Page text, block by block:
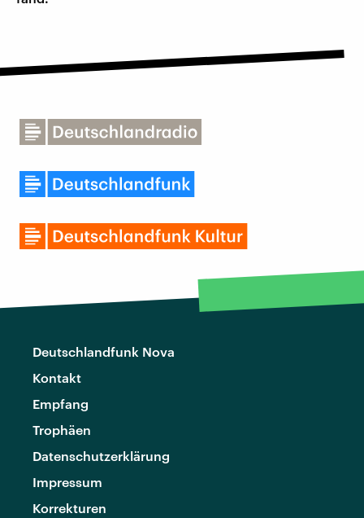
Deutschlandfunk Nova
Kontakt
Empfang
Trophäen
Datenschutzerklärung
Impressum
Korrekturen